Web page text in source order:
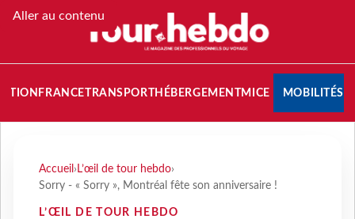
Aller au contenu
FRANCETRANSPORT HÉBERGEMENTMICE MOBILITÉS
Accueil › L’œil de tour hebdo›
Sorry - « Sorry », Montréal fête son anniversaire !
L’ŒIL DE TOUR HEBDO